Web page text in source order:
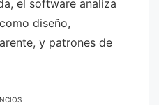
el software analiza
diseño,
y patrones de